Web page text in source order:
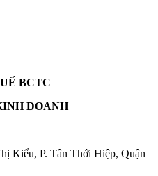
BCTC
DOANH
Kiểu, P. Tân Thới Hiệp, Quận